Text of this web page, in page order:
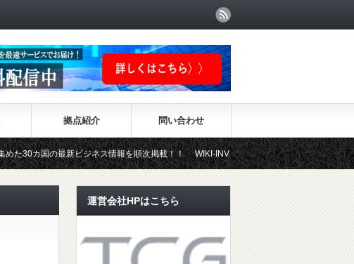
拠点紹介 問い合わせ
の最新ビジネス情報を順次掲載！！ WIKI-INVESTMENTはこちらから！
運営会社HPはこちら